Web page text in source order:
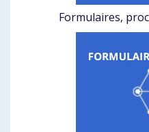
Formulaires,